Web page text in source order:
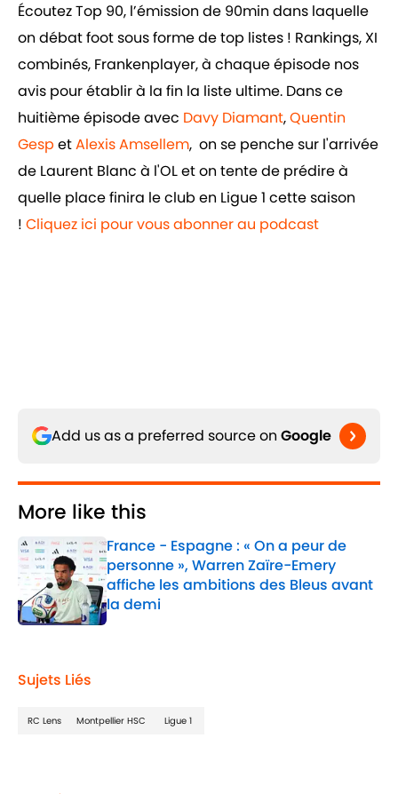
Écoutez Top 90, l’émission de 90min dans laquelle
on débat foot sous forme de top listes ! Rankings, XI
combinés, Frankenplayer, à chaque épisode nos
avis pour établir à la fin la liste ultime. Dans ce
huitième épisode avec Davy Diamant,Quentin
Gesp etAlexis Amsellem, on se penche sur l'arrivée
de Laurent Blanc à l'OL et on tente de prédire à
quelle place finira le club en Ligue 1 cette saison
! Cliquez ici pour vous abonner au podcast
Add us as a preferred source on Google
More like this
France - Espagne : « On a peur de
personne », Warren Zaïre-Emery
affiche les ambitions des Bleus avant
la demi
Published by on Invalid Date
Sujets Liés
RC Lens Montpellier HSC Ligue 1